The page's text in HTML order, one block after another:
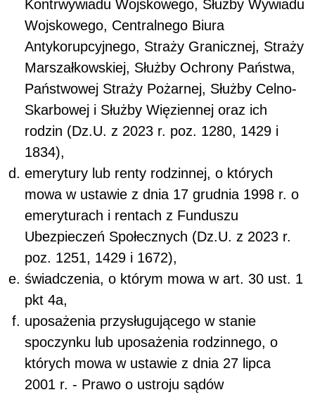
Kontrwywiadu Wojskowego, Służby Wywiadu
Wojskowego, Centralnego Biura
Antykorupcyjnego, Straży Granicznej, Straży
Marszałkowskiej, Służby Ochrony Państwa,
Państwowej Straży Pożarnej, Służby Celno-
Skarbowej i Służby Więziennej oraz ich
rodzin (Dz.U. z 2023 r. poz. 1280, 1429 i
1834),
emerytury lub renty rodzinnej, o których
mowa w ustawie z dnia 17 grudnia 1998 r. o
emeryturach i rentach z Funduszu
Ubezpieczeń Społecznych (Dz.U. z 2023 r.
poz. 1251, 1429 i 1672),
świadczenia, o którym mowa w art. 30 ust. 1
pkt 4a,
uposażenia przysługującego w stanie
spoczynku lub uposażenia rodzinnego, o
których mowa w ustawie z dnia 27 lipca
2001 r. - Prawo o ustroju sądów